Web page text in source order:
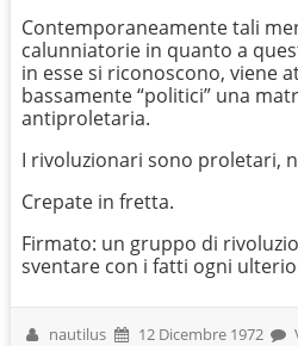
Contemporaneamente tali
calunniatorie in quanto a
in esse si riconoscono, viene
bassamente “politici” una
antiproletaria.
I rivoluzionari sono proletari,
Crepate in fretta.
Firmato: un gruppo di
sventare con i fatti ogni
nautilus 12 Dicembre 1972